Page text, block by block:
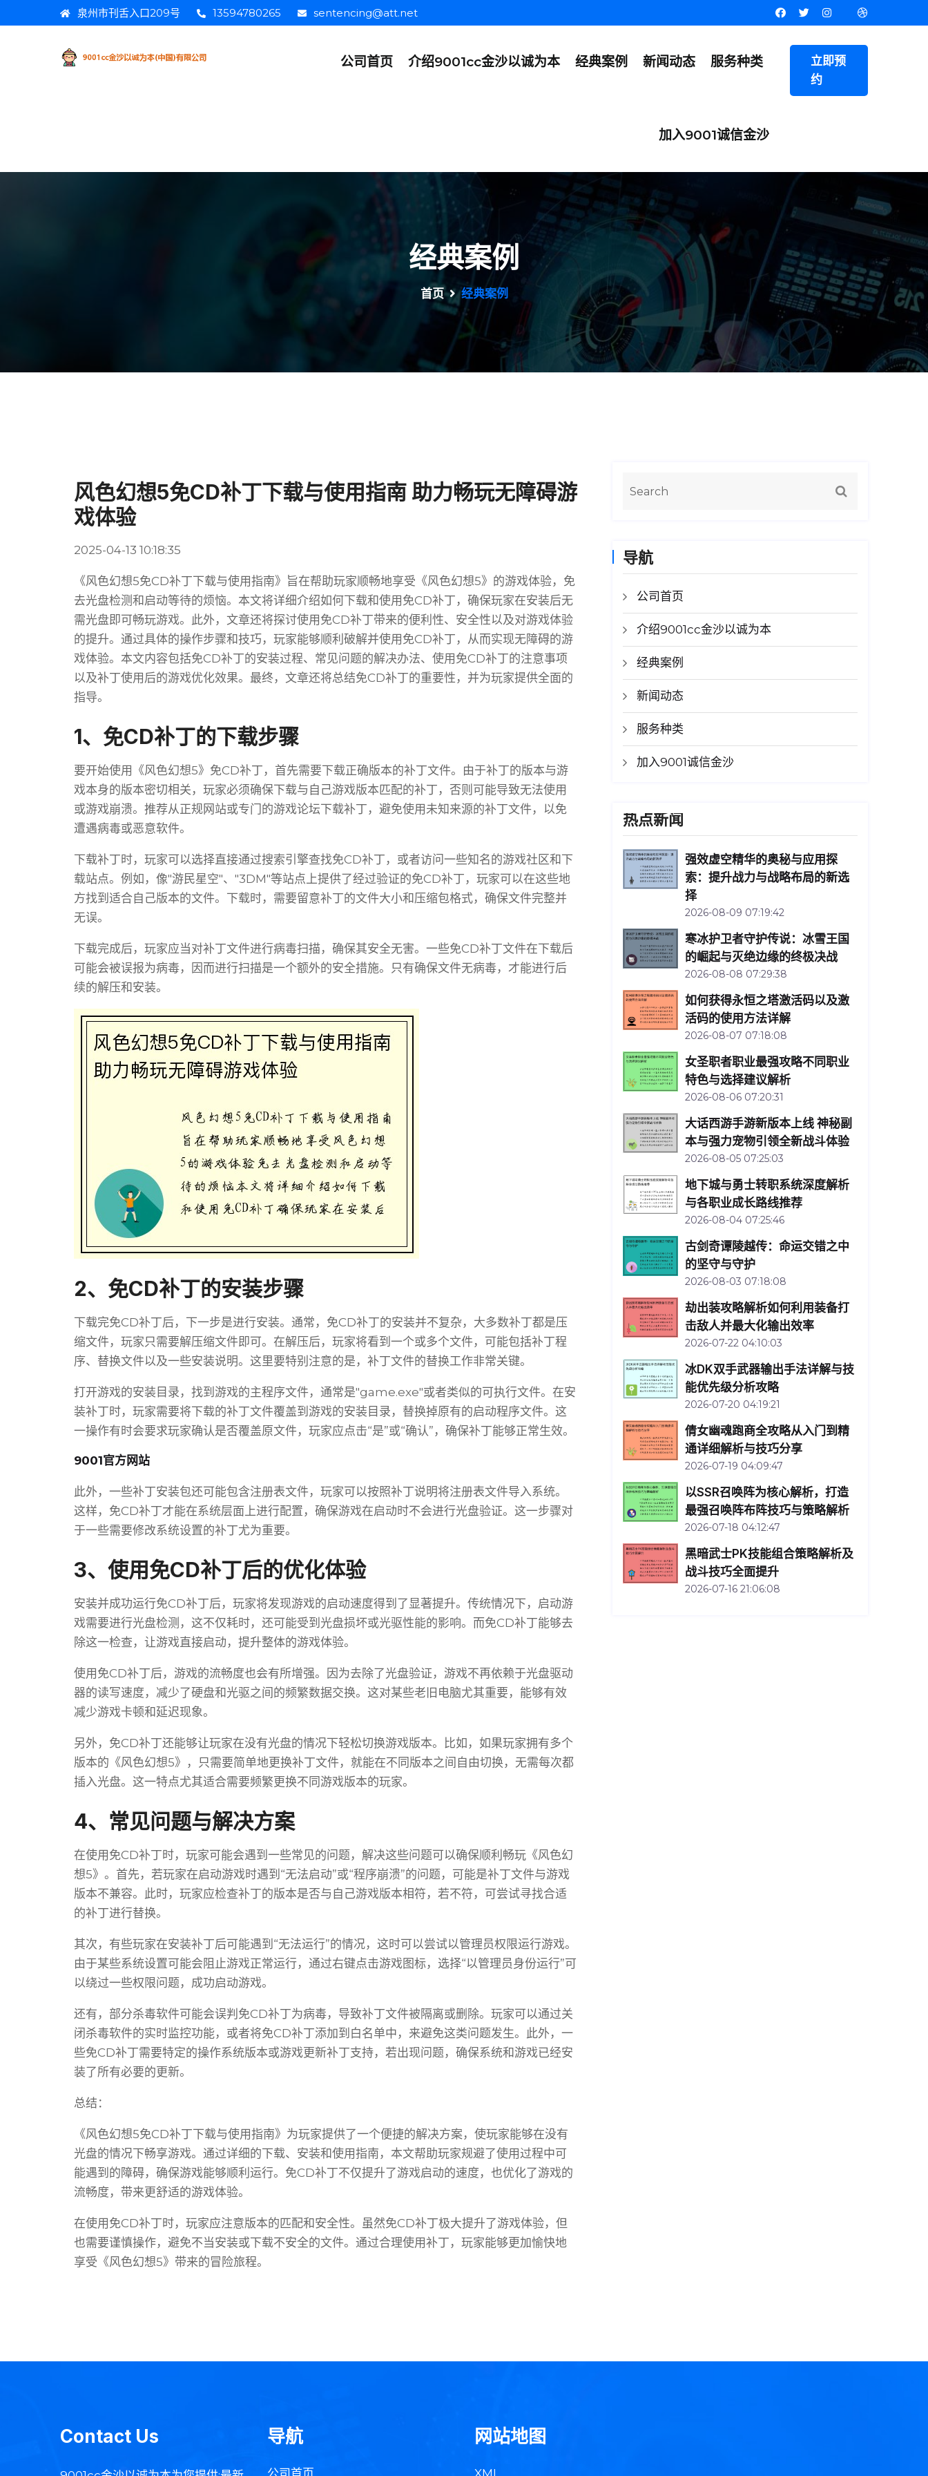
泉州市刊舌入口209号 13594780265 sentencing@att.net
公司首页 介绍9001cc金沙以诚为本 经典案例 新闻动态 服务种类
加入9001诚信金沙
立即预
约
经典案例
首页 经典案例
风色幻想5免CD补丁下载与使用指南 助力畅玩无障碍游
戏体验
2025-04-13 10:18:35
《风色幻想5免CD补丁下载与使用指南》旨在帮助玩家顺畅地享受《风色幻想5》的游戏体验，免
去光盘检测和启动等待的烦恼。本文将详细介绍如何下载和使用免CD补丁，确保玩家在安装后无
需光盘即可畅玩游戏。此外，文章还将探讨使用免CD补丁带来的便利性、安全性以及对游戏体验
的提升。通过具体的操作步骤和技巧，玩家能够顺利破解并使用免CD补丁，从而实现无障碍的游
戏体验。本文内容包括免CD补丁的安装过程、常见问题的解决办法、使用免CD补丁的注意事项
以及补丁使用后的游戏优化效果。最终，文章还将总结免CD补丁的重要性，并为玩家提供全面的
指导。
1、免CD补丁的下载步骤
要开始使用《风色幻想5》免CD补丁，首先需要下载正确版本的补丁文件。由于补丁的版本与游
戏本身的版本密切相关，玩家必须确保下载与自己游戏版本匹配的补丁，否则可能导致无法使用
或游戏崩溃。推荐从正规网站或专门的游戏论坛下载补丁，避免使用未知来源的补丁文件，以免
遭遇病毒或恶意软件。
下载补丁时，玩家可以选择直接通过搜索引擎查找免CD补丁，或者访问一些知名的游戏社区和下
载站点。例如，像"游民星空"、"3DM"等站点上提供了经过验证的免CD补丁，玩家可以在这些地
方找到适合自己版本的文件。下载时，需要留意补丁的文件大小和压缩包格式，确保文件完整并
无误。
下载完成后，玩家应当对补丁文件进行病毒扫描，确保其安全无害。一些免CD补丁文件在下载后
可能会被误报为病毒，因而进行扫描是一个额外的安全措施。只有确保文件无病毒，才能进行后
续的解压和安装。
2、免CD补丁的安装步骤
下载完免CD补丁后，下一步是进行安装。通常，免CD补丁的安装并不复杂，大多数补丁都是压
缩文件，玩家只需要解压缩文件即可。在解压后，玩家将看到一个或多个文件，可能包括补丁程
序、替换文件以及一些安装说明。这里要特别注意的是，补丁文件的替换工作非常关键。
打开游戏的安装目录，找到游戏的主程序文件，通常是"game.exe"或者类似的可执行文件。在安
装补丁时，玩家需要将下载的补丁文件覆盖到游戏的安装目录，替换掉原有的启动程序文件。这
一操作有时会要求玩家确认是否覆盖原文件，玩家应点击“是”或“确认”，确保补丁能够正常生效。
9001官方网站
此外，一些补丁安装包还可能包含注册表文件，玩家可以按照补丁说明将注册表文件导入系统。
这样，免CD补丁才能在系统层面上进行配置，确保游戏在启动时不会进行光盘验证。这一步骤对
于一些需要修改系统设置的补丁尤为重要。
3、使用免CD补丁后的优化体验
安装并成功运行免CD补丁后，玩家将发现游戏的启动速度得到了显著提升。传统情况下，启动游
戏需要进行光盘检测，这不仅耗时，还可能受到光盘损坏或光驱性能的影响。而免CD补丁能够去
除这一检查，让游戏直接启动，提升整体的游戏体验。
使用免CD补丁后，游戏的流畅度也会有所增强。因为去除了光盘验证，游戏不再依赖于光盘驱动
器的读写速度，减少了硬盘和光驱之间的频繁数据交换。这对某些老旧电脑尤其重要，能够有效
减少游戏卡顿和延迟现象。
另外，免CD补丁还能够让玩家在没有光盘的情况下轻松切换游戏版本。比如，如果玩家拥有多个
版本的《风色幻想5》，只需要简单地更换补丁文件，就能在不同版本之间自由切换，无需每次都
插入光盘。这一特点尤其适合需要频繁更换不同游戏版本的玩家。
4、常见问题与解决方案
在使用免CD补丁时，玩家可能会遇到一些常见的问题，解决这些问题可以确保顺利畅玩《风色幻
想5》。首先，若玩家在启动游戏时遇到“无法启动”或“程序崩溃”的问题，可能是补丁文件与游戏
版本不兼容。此时，玩家应检查补丁的版本是否与自己游戏版本相符，若不符，可尝试寻找合适
的补丁进行替换。
其次，有些玩家在安装补丁后可能遇到“无法运行”的情况，这时可以尝试以管理员权限运行游戏。
由于某些系统设置可能会阻止游戏正常运行，通过右键点击游戏图标，选择“以管理员身份运行”可
以绕过一些权限问题，成功启动游戏。
还有，部分杀毒软件可能会误判免CD补丁为病毒，导致补丁文件被隔离或删除。玩家可以通过关
闭杀毒软件的实时监控功能，或者将免CD补丁添加到白名单中，来避免这类问题发生。此外，一
些免CD补丁需要特定的操作系统版本或游戏更新补丁支持，若出现问题，确保系统和游戏已经安
装了所有必要的更新。
总结：
《风色幻想5免CD补丁下载与使用指南》为玩家提供了一个便捷的解决方案，使玩家能够在没有
光盘的情况下畅享游戏。通过详细的下载、安装和使用指南，本文帮助玩家规避了使用过程中可
能遇到的障碍，确保游戏能够顺利运行。免CD补丁不仅提升了游戏启动的速度，也优化了游戏的
流畅度，带来更舒适的游戏体验。
在使用免CD补丁时，玩家应注意版本的匹配和安全性。虽然免CD补丁极大提升了游戏体验，但
也需要谨慎操作，避免不当安装或下载不安全的文件。通过合理使用补丁，玩家能够更加愉快地
享受《风色幻想5》带来的冒险旅程。
导航
公司首页
介绍9001cc金沙以诚为本
经典案例
新闻动态
服务种类
加入9001诚信金沙
热点新闻
强效虚空精华的奥秘与应用探
索：提升战力与战略布局的新选
择
2026-08-09 07:19:42
寒冰护卫者守护传说：冰雪王国
的崛起与灭绝边缘的终极决战
2026-08-08 07:29:38
如何获得永恒之塔激活码以及激
活码的使用方法详解
2026-08-07 07:18:08
女圣职者职业最强攻略不同职业
特色与选择建议解析
2026-08-06 07:20:31
大话西游手游新版本上线 神秘副
本与强力宠物引领全新战斗体验
2026-08-05 07:25:03
地下城与勇士转职系统深度解析
与各职业成长路线推荐
2026-08-04 07:25:46
古剑奇谭陵越传：命运交错之中
的坚守与守护
2026-08-03 07:18:08
劫出装攻略解析如何利用装备打
击敌人并最大化输出效率
2026-07-22 04:10:03
冰DK双手武器输出手法详解与技
能优先级分析攻略
2026-07-20 04:19:21
倩女幽魂跑商全攻略从入门到精
通详细解析与技巧分享
2026-07-19 04:09:47
以SSR召唤阵为核心解析，打造
最强召唤阵布阵技巧与策略解析
2026-07-18 04:12:47
黑暗武士PK技能组合策略解析及
战斗技巧全面提升
2026-07-16 21:06:08
Contact Us 导航
公司首页
网站地图
XML